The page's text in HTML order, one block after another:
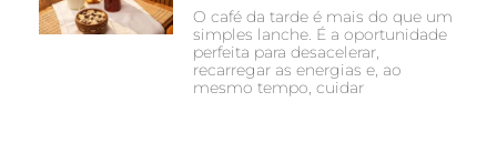
O café da tarde é mais do que um
simples lanche. É a oportunidade
perfeita para desacelerar,
recarregar as energias e, ao
mesmo tempo, cuidar